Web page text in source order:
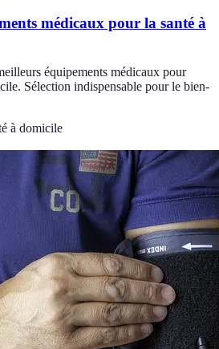
médicaux pour la santé à
équipements médicaux pour
Sélection indispensable pour le bien-
à domicile